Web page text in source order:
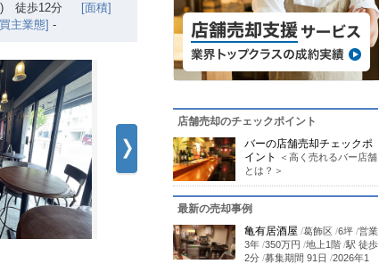
) 徒歩12分
[面積]
主業態] -
店舗売却のチェックポイント
バーの店舗売却チェックポ
イント
＜高く売れるバー店舗
とは？＞
最新の売却事例
亀有居酒屋 /葛飾区 /6坪 /営業
3年 /350万円 /地上1階 /駅 徒歩
2分 /募集期間 91日 /2026年1